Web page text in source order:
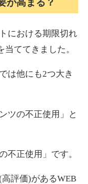
が高まる？
における期限切れ
ててきました。
は他にも2つ大き
ツの不正使用」と
不正使用」です。
評価)があるWEB